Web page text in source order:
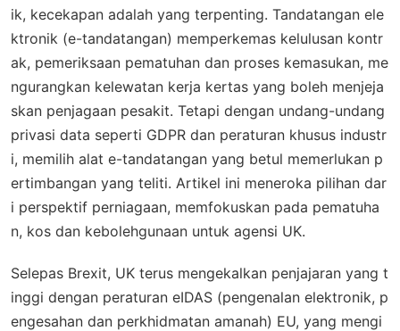
ik, kecekapan adalah yang terpenting. Tandatangan ele
ktronik (e-tandatangan) memperkemas kelulusan kontr
ak, pemeriksaan pematuhan dan proses kemasukan, me
ngurangkan kelewatan kerja kertas yang boleh menjeja
skan penjagaan pesakit. Tetapi dengan undang-undang
privasi data seperti GDPR dan peraturan khusus industr
i, memilih alat e-tandatangan yang betul memerlukan p
ertimbangan yang teliti. Artikel ini meneroka pilihan dar
i perspektif perniagaan, memfokuskan pada pematuha
n, kos dan kebolehgunaan untuk agensi UK.
Selepas Brexit, UK terus mengekalkan penjajaran yang t
inggi dengan peraturan eIDAS (pengenalan elektronik, p
engesahan dan perkhidmatan amanah) EU, yang mengi